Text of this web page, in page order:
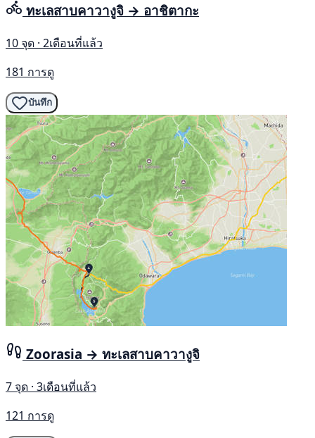
ทะเลสาบคาวางูจิ → อาชิตากะ
10 จุด · 2เดือนที่แล้ว
181 การดู
บันทึก
Zoorasia → ทะเลสาบคาวางูจิ
7 จุด · 3เดือนที่แล้ว
121 การดู